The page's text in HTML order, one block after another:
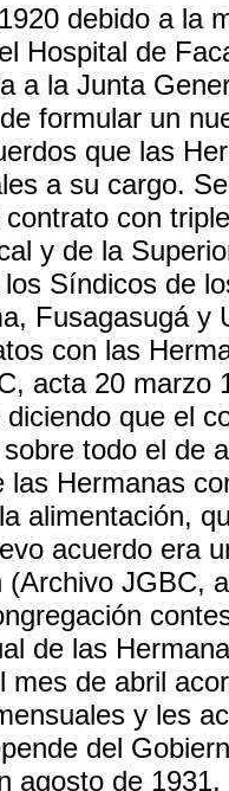
debido a la
Hospital de
a la Junta
formular un
que las
a su cargo.
con
y de la
Síndicos de
Fusagasugá y
con las
acta 20 marzo
que el
todo el de
las Hermanas
alimentación,
acuerdo era
(Archivo JGBC,
de las
mes de abril
y les
del
agosto de